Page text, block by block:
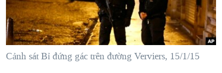
"Tìm"NGƯỜI VIỆT HẢI NGOẠI
ĐỜI SỐNG
KINH TẾ
TẠI
HÀNH TRÌNH BẦU CỬ 2024
MỘT NĂM CHIẾN TRANH TẠI DẢI GAZA
GIẢI MÃ VÀNH ĐAI & CON ĐƯỜNG
VIDEO
NGHE
MẠNG XÃ HỘI
Cảnh sát Bỉ đứng gác trên đường Verviers, 15/1/15